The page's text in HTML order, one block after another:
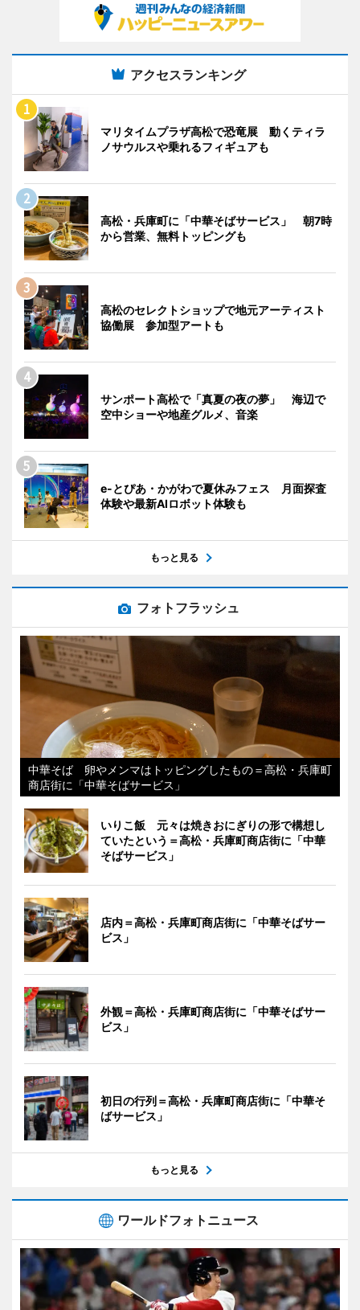
アクセスランキング
マリタイムプラザ高松で恐竜展 動くティラ
ノサウルスや乗れるフィギュアも
高松・兵庫町に「中華そばサービス」 朝7時
から営業、無料トッピングも
高松のセレクトショップで地元アーティスト
協働展 参加型アートも
サンポート高松で「真夏の夜の夢」 海辺で
空中ショーや地産グルメ、音楽
e-とぴあ・かがわで夏休みフェス 月面探査
体験や最新AIロボット体験も
もっと見る
フォトフラッシュ
中華そば 卵やメンマはトッピングしたもの＝高松・兵庫町
商店街に「中華そばサービス」
いりこ飯 元々は焼きおにぎりの形で構想し
ていたという＝高松・兵庫町商店街に「中華
そばサービス」
店内＝高松・兵庫町商店街に「中華そばサー
ビス」
外観＝高松・兵庫町商店街に「中華そばサー
ビス」
初日の行列＝高松・兵庫町商店街に「中華そ
ばサービス」
もっと見る
ワールドフォトニュース